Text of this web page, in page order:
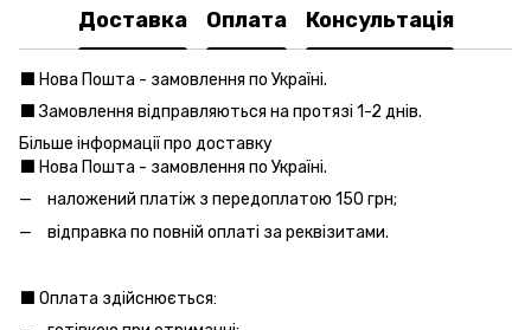
Доставка Оплата Консультація
⬛️ Нова Пошта - замовлення по Україні.
⬛️ Замовлення відправляються на протязі 1-2 днів.
Більше інформації про доставку
⬛️ Нова Пошта - замовлення по Україні.
наложений платіж з передоплатою 150 грн;
відправка по повній оплаті за реквізитами.
⬛️ Оплата здійснюється: